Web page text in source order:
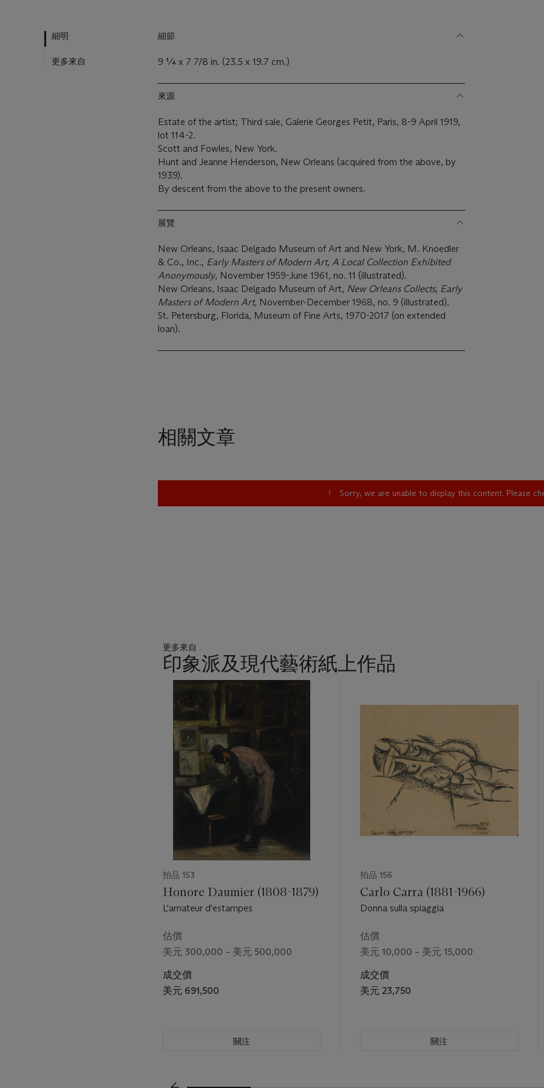
細明
更多來自
細節
9 ¼ x 7 7/8 in. (23.5 x 19.7 cm.)
來源
Estate of the artist; Third sale, Galerie Georges Petit, Paris, 8-9 April 1919,
lot 114-2.
Scott and Fowles, New York.
Hunt and Jeanne Henderson, New Orleans (acquired from the above, by
1939).
By descent from the above to the present owners.
展覽
New Orleans, Isaac Delgado Museum of Art and New York, M. Knoedler
& Co., Inc., Early Masters of Modern Art, A Local Collection Exhibited
Anonymously, November 1959-June 1961, no. 11 (illustrated).
New Orleans, Isaac Delgado Museum of Art, New Orleans Collects, Early
Masters of Modern Art, November-December 1968, no. 9 (illustrated).
St. Petersburg, Florida, Museum of Fine Arts, 1970-2017 (on extended
loan).
相關文章
Sorry, we are unable to display this content. Please
更多來自
印象派及現代藝術紙上作品
拍品 153
Honore Daumier (1808-1879)
L'amateur d'estampes
估價
美元 300,000 – 美元 500,000
成交價
美元 691,500
關注
拍品 156
Carlo Carra (1881-1966)
Donna sulla spiaggia
估價
美元 10,000 – 美元 15,000
成交價
美元 23,750
關注